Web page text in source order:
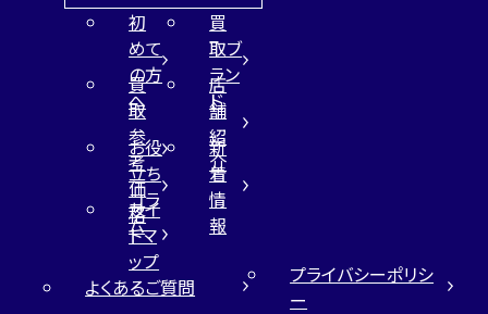
初
めて
の方
へ
買
取ブ
ラン
ド
買
取
参
考
価
格
店
舗
紹
介
お役
立ち
コラ
ム
新
着
情
報
サイ
トマ
ップ
よくあるご質問
プライバシーポリシ
ー